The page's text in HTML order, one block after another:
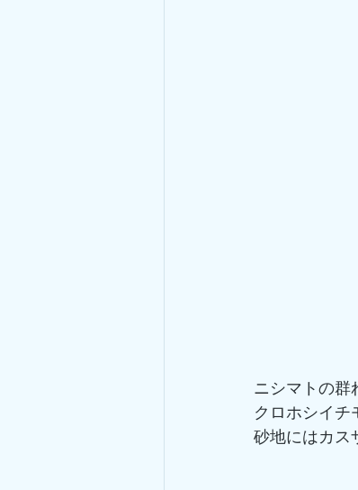
ニシマトの群
クロホシイチ
砂地にはカス